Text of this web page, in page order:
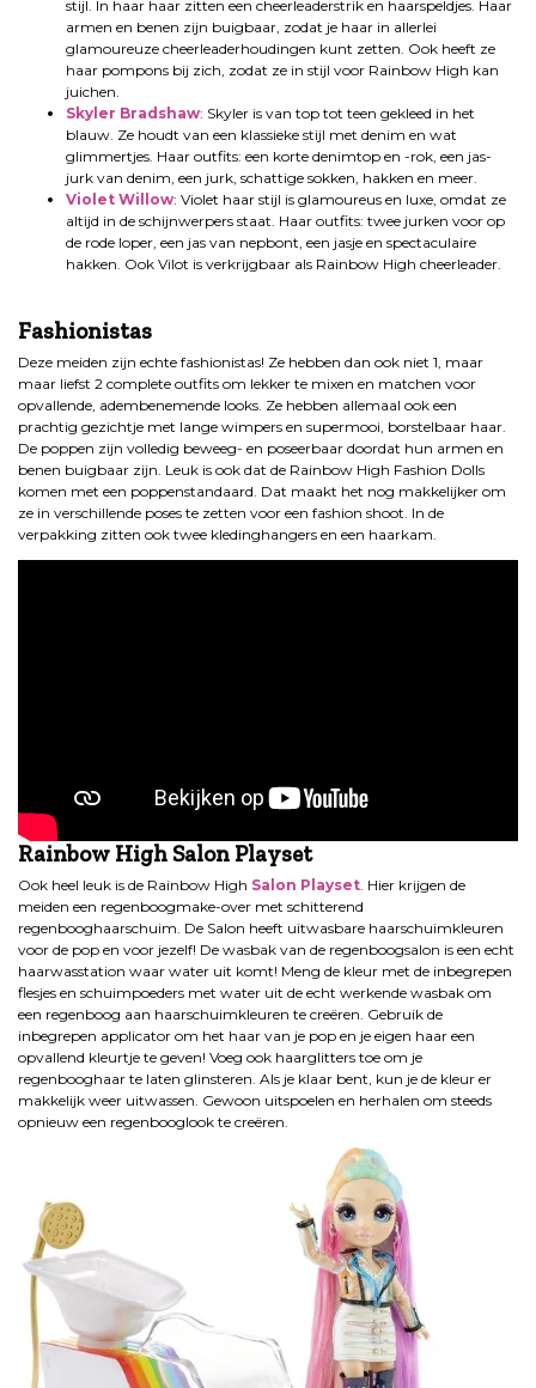
stijl. In haar haar zitten een cheerleaderstrik en haarspeldjes. Haar
armen en benen zijn buigbaar, zodat je haar in allerlei
glamoureuze cheerleaderhoudingen kunt zetten. Ook heeft ze
haar pompons bij zich, zodat ze in stijl voor Rainbow High kan
juichen.
Skyler Bradshaw: Skyler is van top tot teen gekleed in het
blauw. Ze houdt van een klassieke stijl met denim en wat
glimmertjes. Haar outfits: een korte denimtop en -rok, een jas-
jurk van denim, een jurk, schattige sokken, hakken en meer.
Violet Willow: Violet haar stijl is glamoureus en luxe, omdat ze
altijd in de schijnwerpers staat. Haar outfits: twee jurken voor op
de rode loper, een jas van nepbont, een jasje en spectaculaire
hakken. Ook Vilot is verkrijgbaar als Rainbow High cheerleader.
Fashionistas
Deze meiden zijn echte fashionistas! Ze hebben dan ook niet 1, maar
maar liefst 2 complete outfits om lekker te mixen en matchen voor
opvallende, adembenemende looks. Ze hebben allemaal ook een
prachtig gezichtje met lange wimpers en supermooi, borstelbaar haar.
De poppen zijn volledig beweeg- en poseerbaar doordat hun armen en
benen buigbaar zijn. Leuk is ook dat de Rainbow High Fashion Dolls
komen met een poppenstandaard. Dat maakt het nog makkelijker om
ze in verschillende poses te zetten voor een fashion shoot. In de
verpakking zitten ook twee kledinghangers en een haarkam.
Rainbow High Salon Playset
Ook heel leuk is de Rainbow High Salon Playset. Hier krijgen de
meiden een regenboogmake-over met schitterend
regenbooghaarschuim. De Salon heeft uitwasbare haarschuimkleuren
voor de pop en voor jezelf! De wasbak van de regenboogsalon is een echt
haarwasstation waar water uit komt! Meng de kleur met de inbegrepen
flesjes en schuimpoeders met water uit de echt werkende wasbak om
een regenboog aan haarschuimkleuren te creëren. Gebruik de
inbegrepen applicator om het haar van je pop en je eigen haar een
opvallend kleurtje te geven! Voeg ook haarglitters toe om je
regenbooghaar te laten glinsteren. Als je klaar bent, kun je de kleur er
makkelijk weer uitwassen. Gewoon uitspoelen en herhalen om steeds
opnieuw een regenbooglook te creëren.